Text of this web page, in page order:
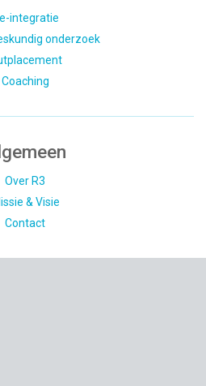
integratie
onderzoek
Coaching
Over R3
& Visie
Contact